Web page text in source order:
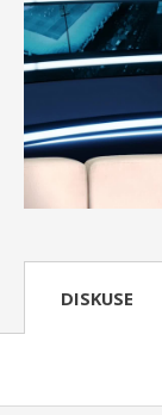
DISKUSE